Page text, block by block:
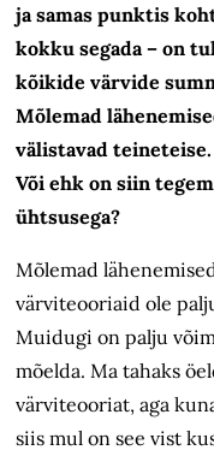
ja samas punktis
kokku segada – on
kõikide värvide
Mõlemad
välistavad
Või ehk on siin
ühtsusega?
Mõlemad
värviteooriaid ole
Muidugi on palju
mõelda. Ma tahaks
värviteooriat, aga
siis mul on see vist